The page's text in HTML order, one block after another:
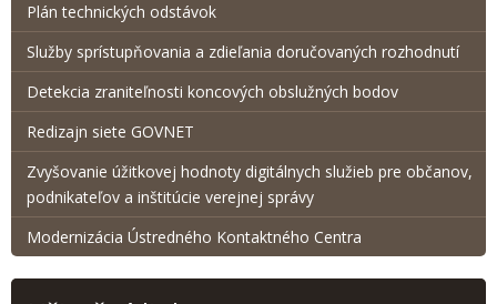
Plán technických odstávok
Služby sprístupňovania a zdieľania doručovaných rozhodnutí
Detekcia zraniteľnosti koncových obslužných bodov
Redizajn siete GOVNET
Zvyšovanie úžitkovej hodnoty digitálnych služieb pre občanov,
podnikateľov a inštitúcie verejnej správy
Modernizácia Ústredného Kontaktného Centra